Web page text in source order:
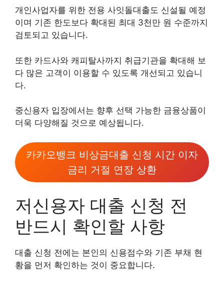
개인사업자를 위한 전용 사잇돌대출도 신설될 예정
이며 기존 한도보다 확대된 최대 3천만 원 수준까지
검토되고 있습니다.
또한 카드사와 캐피탈사까지 취급기관을 확대해 보
다 많은 고객이 이용할 수 있도록 개선되고 있습니
다.
중신용자 입장에서는 향후 선택 가능한 금융상품이
더욱 다양해질 것으로 예상됩니다.
카카오뱅크 비상금대출 신청 시간 이자
금리 거절 연장 상환
저신용자 대출 신청 전
반드시 확인할 사항
대출 신청 전에는 본인의 신용점수와 기존 부채 현
황을 먼저 확인하는 것이 중요합니다.